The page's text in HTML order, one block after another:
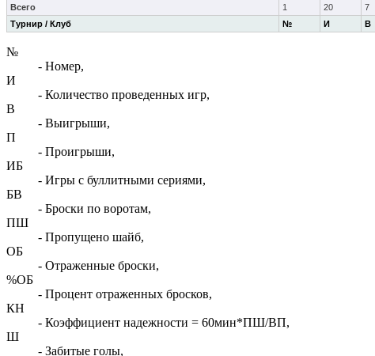
Турнир / Клуб № И В
Всего
1 20 7
№
- Номер,
И
- Количество проведенных игр,
В
- Выигрыши,
П
- Проигрыши,
ИБ
- Игры с буллитными сериями,
БВ
- Броски по воротам,
ПШ
- Пропущено шайб,
ОБ
- Отраженные броски,
%ОБ
- Процент отраженных бросков,
КН
- Коэффициент надежности = 60мин*ПШ/ВП,
Ш
- Забитые голы,